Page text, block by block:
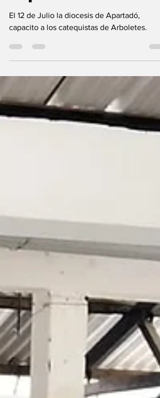
Arboletes recibieron
capacitación
El 12 de Julio la diocesis de Apartadó,
capacito a los catequistas de Arboletes.